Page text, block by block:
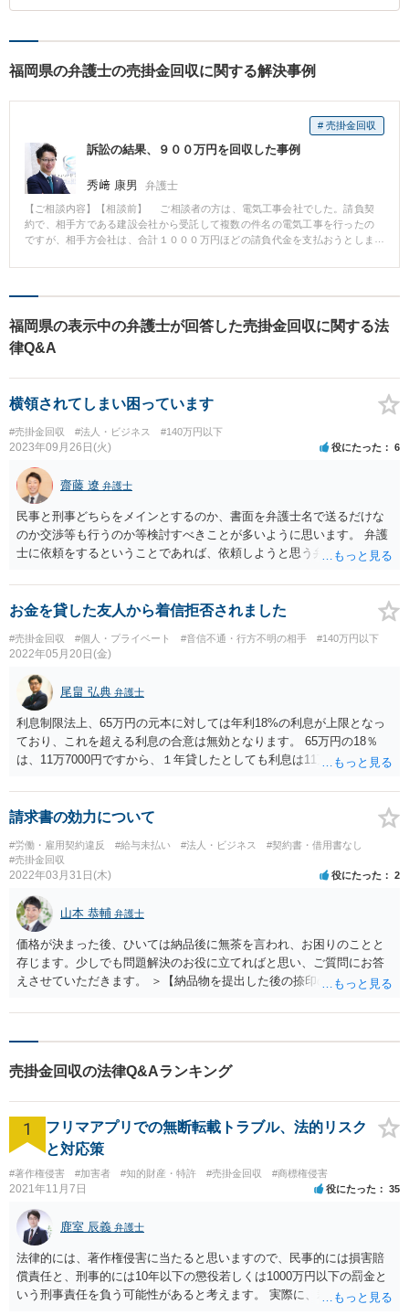
福岡県の弁護士の売掛金回収に関する解決事例
# 売掛金回収
訴訟の結果、９００万円を回収した事例
秀﨑 康男 弁護士
【ご相談内容】【相談前】 ご相談者の方は、電気工事会社でした。請負契
約で、相手方である建設会社から受託して複数の件名の電気工事を行ったの
ですが、相手方会社は、合計１０００万円ほどの請負代金を支払おうとしま
談後】 ご依頼後、相手方に内容証明郵便を送付したところ、すぐに弁護士
た。 訴訟では、請負契約時に、請負代金の合意があったといえるのか、各
種工事代金の単価の適正さ、などが争点となりました。電気工事業界特有の
専門性がありましたので、裁判所も専門委員を選任し、準備書面や証拠提出
は、こちらの請求額がほぼ認められ、約９００万円を回収することができま
した。
福岡県の表示中の弁護士が回答した売掛金回収に関する法
律Q&A
横領されてしまい困っています
#売掛金回収 #法人・ビジネス #140万円以下
2023年09月26日(火) 役にたった 6
齋藤 遼 弁護士
民事と刑事どちらをメインとするのか、書面を弁護士名で送るだけな
のか交渉等も行うのか等検討すべきことが多いように思います。 弁護
士に依頼をするということであれば、依頼しようと思う弁護士に直接
お金を貸した友人から着信拒否されました
#売掛金回収 #個人・プライベート #音信不通・行方不明の相手 #140万円以下
2022年05月20日(金)
尾畠 弘典 弁護士
利息制限法上、65万円の元本に対しては年利18%の利息が上限となっ
ており、これを超える利息の合意は無効となります。 65万円の18％
は、11万7000円ですから、１年貸したとしても利息は11万7000円とな
合意されていますが、利息制限法に引き直して計算し直した分の利息
しか、法的には請求することができません。 回収方法についてです
支払督促の申立や少額訴訟の提起を行うという手段があります。 それ
でも任意の支払がない場合は、最終的には裁判所におけるそれらの手
になります。 ただ、相手方名義の財産がなければ、申立ができなかっ
たり、申し立てたとしても空振りに終わってしまいます。
請求書の効力について
#労働・雇用契約違反 #給与未払い #法人・ビジネス
#契約書・借用書なし
#売掛金回収
2022年03月31日(木) 役にたった 2
山本 恭輔 弁護士
価格が決まった後、ひいては納品後に無茶を言われ、お困りのことと
存じます。少しでも問題解決のお役に立てればと思い、ご質問にお答
えさせていただきます。 ＞【納品物を提出した後の捺印の入った正式
ースでは、請求書によって相手に支払義務が発生するというわけでは
納品物とその対価について契約が成立し、②契約で決めた支払期日が
しょうか？ →返信がなくとも、上の①②を満たせば支払義務があるこ
とになりそうです。 今回の件では、ご相談者様は相手に金額の了承を
契約が成立していると主張していくことになろうかと思います。 た
のやり取りを細かく把握した上で判断することになります。 ネット上
の文字だけでのやり取りでは限界があるため、一般論ではなく最終的
な判断をつけるためには、面談にて法律相談をされることをおすすめ
します。
売掛金回収の法律Q&Aランキング
1
フリマアプリでの無断転載トラブル、法的リスク
と対応策
#著作権侵害 #加害者 #知的財産・特許 #売掛金回収 #商標権侵害
2021年11月7日 役にたった 35
鹿室 辰義 弁護士
法律的には、著作権侵害に当たると思いますので、民事的には損害賠
償責任と、刑事的には10年以下の懲役若しくは1000万円以下の罰金と
いう刑事責任を負う可能性があると考えます。 実際に、裁判になった